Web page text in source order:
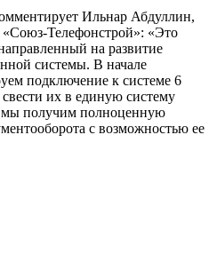
Ильнар Абдуллин,
Телефонстрой»: «Это
на развитие
системы. В начале
подключение к системе 6
их в единую систему
мы получим полноценную
с возможностью ее